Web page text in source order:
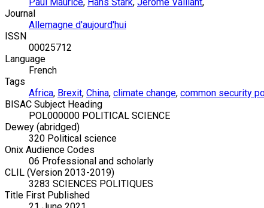
Journal
Allemagne d'aujourd'hui
ISSN
00025712
Language
French
Tags
Africa, Brexit, China, climate change, common security
BISAC Subject Heading
POL000000 POLITICAL SCIENCE
Dewey (abridged)
320 Political science
Onix Audience Codes
06 Professional and scholarly
CLIL (Version 2013-2019)
3283 SCIENCES POLITIQUES
Title First Published